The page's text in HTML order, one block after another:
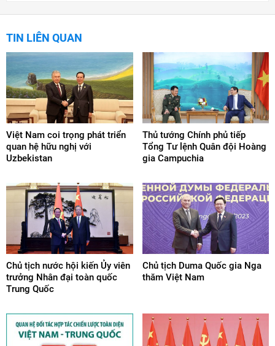
TIN LIÊN QUAN
Việt Nam coi trọng phát triển
quan hệ hữu nghị với
Uzbekistan
Thủ tướng Chính phủ tiếp
Tổng Tư lệnh Quân đội Hoàng
gia Campuchia
Chủ tịch nước hội kiến Ủy viên
trưởng Nhân đại toàn quốc
Trung Quốc
Chủ tịch Duma Quốc gia Nga
thăm Việt Nam